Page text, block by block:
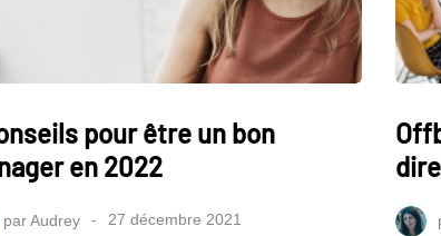
pour être un bon
en 2022
parAudrey 27 décembre 2021